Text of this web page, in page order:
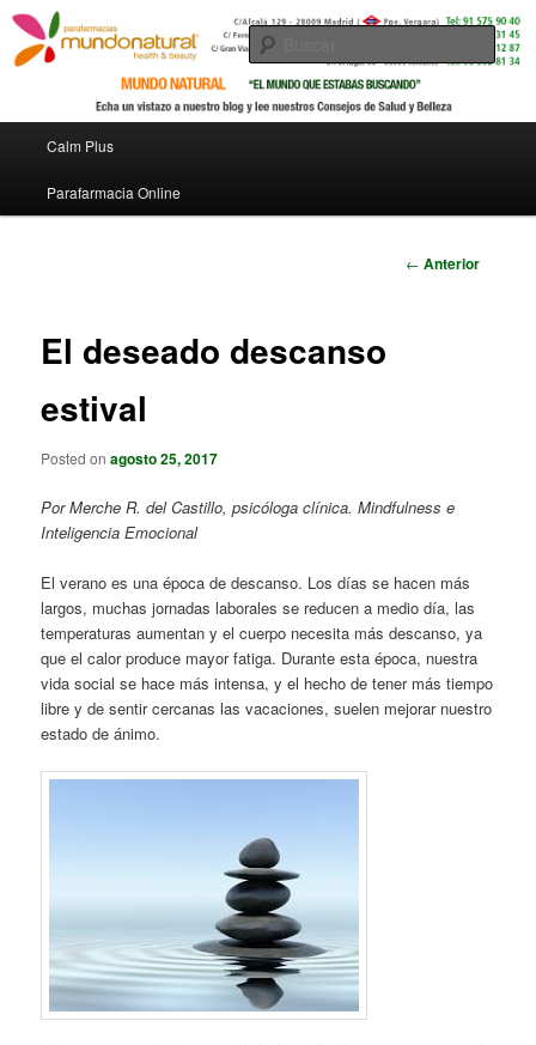
Calm Plus
Parafarmacia online –
Ir al contenido principal
Calm Plus
Parafarmacia Online
Navegador
← Anterior
El deseado descanso
estival
Posted onagosto 25, 2017
Por Merche R. del Castillo, psicóloga clínica. Mindfulness e
Inteligencia Emocional
El verano es una época de descanso. Los días se hacen más
largos, muchas jornadas laborales se reducen a medio día, las
temperaturas aumentan y el cuerpo necesita más descanso, ya
que el calor produce mayor fatiga. Durante esta época, nuestra
vida social se hace más intensa, y el hecho de tener más tiempo
libre y de sentir cercanas las vacaciones, suelen mejorar nuestro
estado de ánimo.